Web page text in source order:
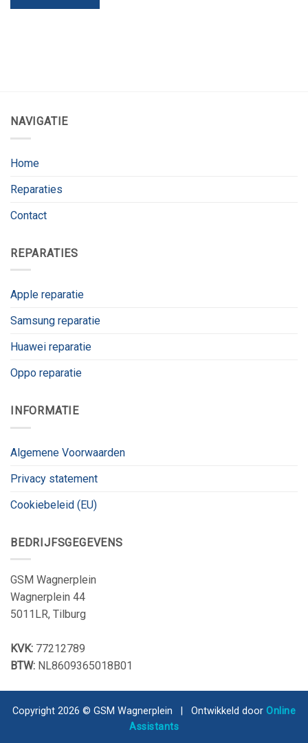
NAVIGATIE
Home
Reparaties
Contact
REPARATIES
Apple reparatie
Samsung reparatie
Huawei reparatie
Oppo reparatie
INFORMATIE
Algemene Voorwaarden
Privacy statement
Cookiebeleid (EU)
BEDRIJFSGEGEVENS
GSM Wagnerplein
Wagnerplein 44
5011LR, Tilburg
KVK: 77212789
BTW: NL8609365018B01
Copyright 2026 © GSM Wagnerplein | Ontwikkeld door Online
Assistants